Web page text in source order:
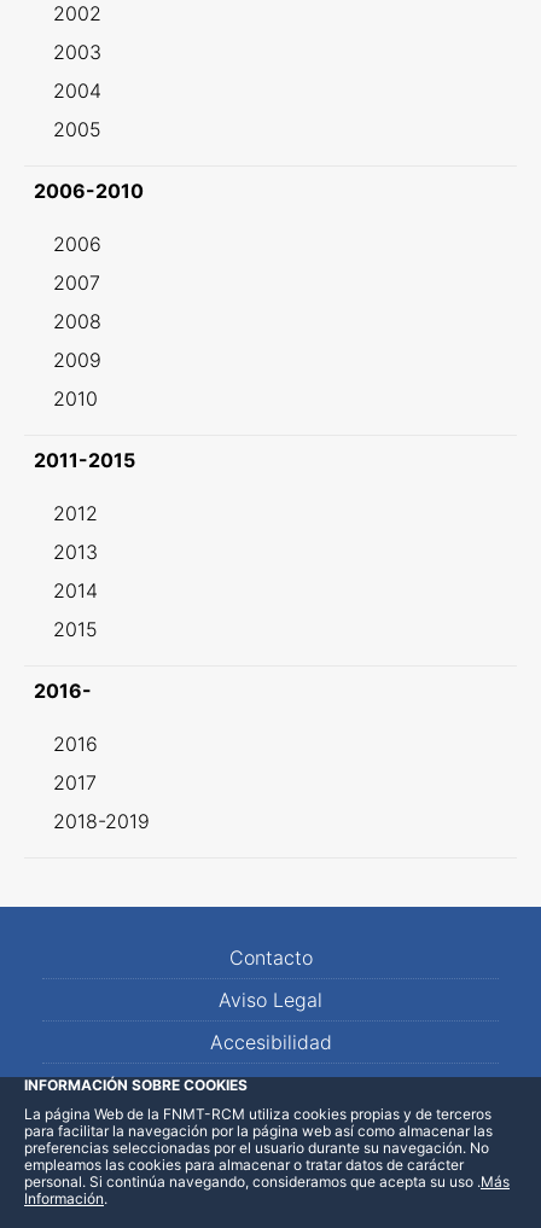
2002
2003
2004
2005
2006-2010
2006
2007
2008
2009
2010
2011-2015
2012
2013
2014
2015
2016-
2016
2017
2018-2019
Contacto
Aviso Legal
Accesibilidad
Mapa Web
INFORMACIÓN SOBRE COOKIES
La página Web de la FNMT-RCM utiliza cookies propias y de terceros
para facilitar la navegación por la página web así como almacenar las
preferencias seleccionadas por el usuario durante su navegación. No
empleamos las cookies para almacenar o tratar datos de carácter
personal. Si continúa navegando, consideramos que acepta su uso .Más
Información.